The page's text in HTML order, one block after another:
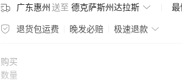
广东惠州送至 德克萨斯州达拉斯
退货包运费 晚发必赔 极速退款
购买
数量